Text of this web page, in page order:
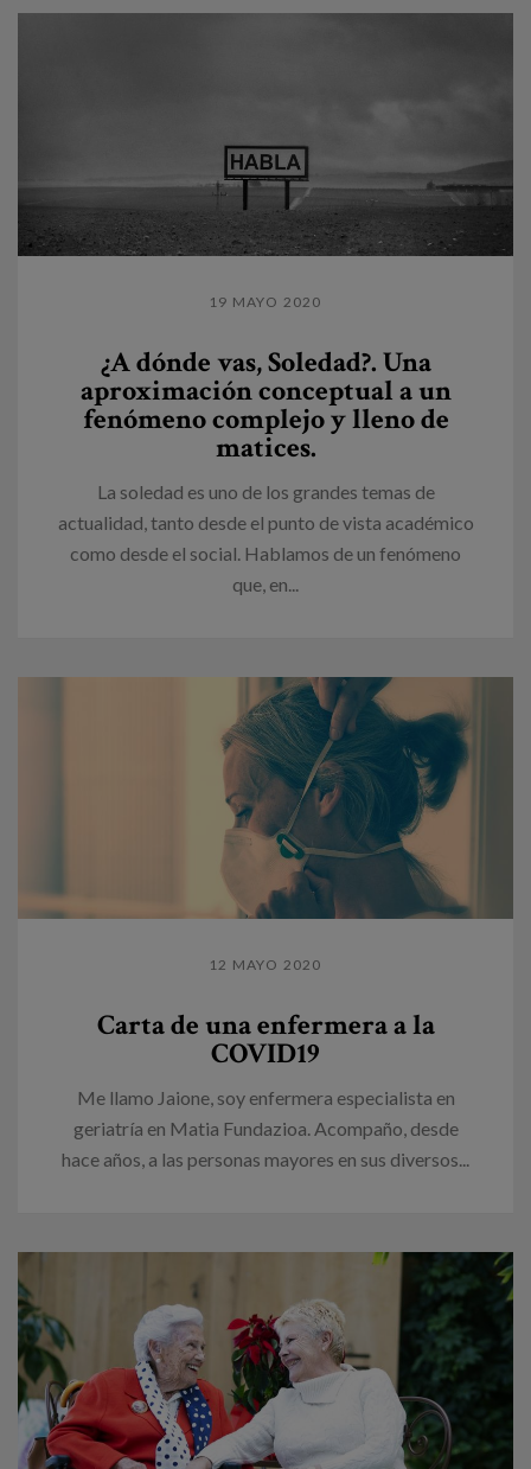
19 MAYO 2020
¿A dónde vas, Soledad?. Una
aproximación conceptual a un
fenómeno complejo y lleno de
matices.
La soledad es uno de los grandes temas de
actualidad, tanto desde el punto de vista académico
como desde el social. Hablamos de un fenómeno
que, en...
12 MAYO 2020
Carta de una enfermera a la
COVID19
Me llamo Jaione, soy enfermera especialista en
geriatría en Matia Fundazioa. Acompaño, desde
hace años, a las personas mayores en sus diversos...